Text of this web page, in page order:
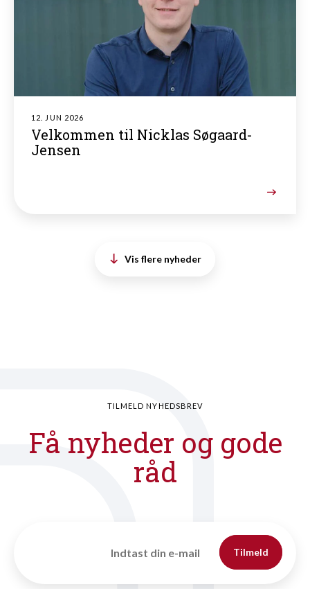
12. JUN 2026
Velkommen til Nicklas Søgaard-
Jensen
Vis flere nyheder
TILMELD NYHEDSBREV
Få nyheder og gode
råd
Tilmeld